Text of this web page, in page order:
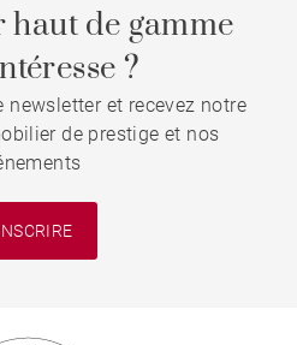
haut de gamme
?
newsletter et recevez notre
de prestige et nos